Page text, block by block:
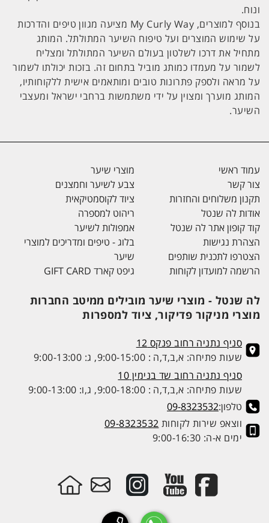
ונוח.
בנוסף למוצרים, My Curly Way מציעה מגוון טיפים והדרכות
על שימוש המוצרים ועל טיפוח השיער המתולתל. המותג
מתחיל את דרכו לשלטון בעולם השיער המתולתל ומצליח
לשמור על מעמדו כמותג מוביל בתחום זה. בזכות יכולתו לשמור
על מראה ולספק פתרונות טובים ומותאמים אישית ללקוחותיו,
המותג מוערך ומצוין על ידי משתמשות ברחבי ישראל ומעצבי
השיער.
עמוד ראשי
צור קשר
תקנון משלוחים והחזרות
אודות לה שנטל
קוד קופון אתר לה שנטל
הצהרת נגישות
הצטרפו לתכנית שותפים
הרשמה למועדון לקוחות
מוצרי שיער
צבע לשיער וחמצנים
ציוד לקוסמטיקאית
ריהוט למספרה
אמפולות לשיער
בלוג - טיפים ומדריכים למוצרי
שיער
גיפט קארד GIFT CARD
לה שנטל - מוצרי שיער מובילים ממיטב החברות
מוצרי מניקור פדיקור, ציוד למספרות
סניף נתניה רחוב פנקס 12
שעות פתיחה: א,ב,ד,ה : 9:00-15:00, ג: 9:00-13:00
סניף נתניה רחוב שד בנימין 10
שעות פתיחה: א,ב,ד,ה : 9:00-18:00, ג,ו: 9:00-13:00
טלפון:09-8323532
ווצאפ שירות לקוחות 09-8323532
ימים א-ה: 9:00-16:30